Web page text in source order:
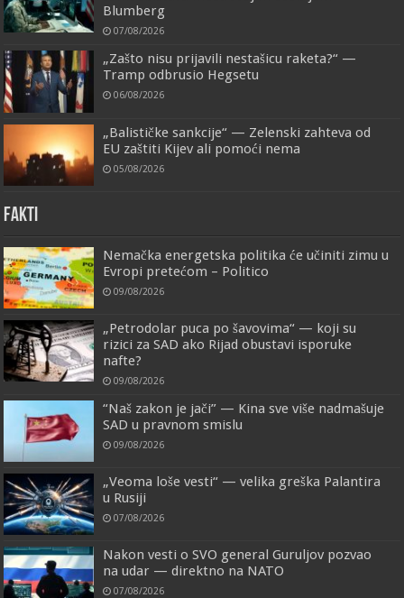
Blumberg
07/08/2026
„Zašto nisu prijavili nestašicu raketa?“ —
Tramp odbrusio Hegsetu
06/08/2026
„Balističke sankcije“ — Zelenski zahteva od
EU zaštiti Kijev ali pomoći nema
05/08/2026
FAKTI
Nemačka energetska politika će učiniti zimu u
Evropi pretećom – Politico
09/08/2026
„Petrodolar puca po šavovima“ — koji su
rizici za SAD ako Rijad obustavi isporuke
nafte?
09/08/2026
“Naš zakon je jači” — Kina sve više nadmašuje
SAD u pravnom smislu
09/08/2026
„Veoma loše vesti“ — velika greška Palantira
u Rusiji
07/08/2026
Nakon vesti o SVO general Guruljov pozvao
na udar — direktno na NATO
07/08/2026